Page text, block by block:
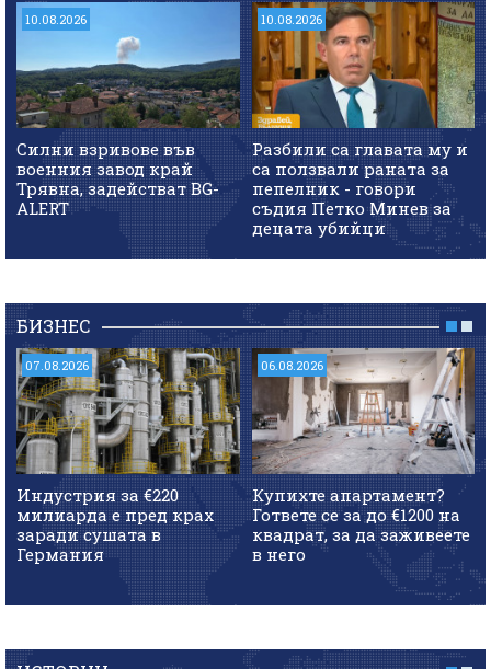
10.08.2026
Силни взривове във
военния завод край
Трявна, задействат BG-
ALERT
10.08.2026
Разбили са главата му и
са ползвали раната за
пепелник - говори
съдия Петко Минев за
децата убийци
БИЗНЕС
07.08.2026
Индустрия за €220
милиарда е пред крах
заради сушата в
Германия
06.08.2026
Купихте апартамент?
Гответе се за до €1200 на
квадрат, за да заживеете
в него